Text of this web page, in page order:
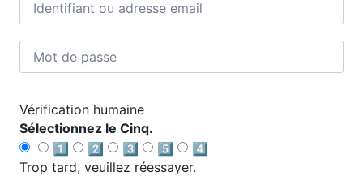
Vérification humaine
Sélectionnez le Cinq.
1️⃣
2️⃣ 3️⃣ 5️⃣
4️⃣
Trop tard, veuillez réessayer.